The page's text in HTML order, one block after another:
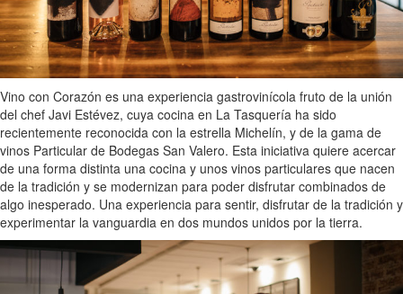
Vino con Corazón es una experiencia gastrovinícola fruto de la unión
del chef Javi Estévez, cuya cocina en La Tasquería ha sido
recientemente reconocida con la estrella Michelín, y de la gama de
vinos Particular de Bodegas San Valero. Esta iniciativa quiere acercar
de una forma distinta una cocina y unos vinos particulares que nacen
de la tradición y se modernizan para poder disfrutar combinados de
algo inesperado. Una experiencia para sentir, disfrutar de la tradición y
experimentar la vanguardia en dos mundos unidos por la tierra.